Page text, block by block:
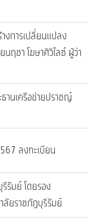
งการเปลี่ยนแปลง
ฤชา โฆษาศิวิไลซ์ ผู้ว่า
านเครือข่ายปราชญ์
ลงทะเบียน
รัมย์ โดยรอง
ลัยราชภัฏบุรีรัมย์